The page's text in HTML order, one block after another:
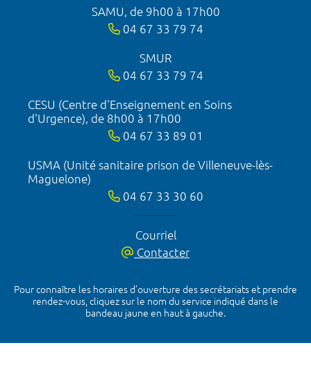
SAMU, de 9h00 à 17h00
04 67 33 79 74
SMUR
04 67 33 79 74
CESU (Centre d'Enseignement en Soins
d'Urgence), de 8h00 à 17h00
04 67 33 89 01
USMA (Unité sanitaire prison de Villeneuve-lès-
Maguelone)
04 67 33 30 60
Courriel
Contacter
Pour connaître les horaires d’ouverture des secrétariats et prendre
rendez-vous, cliquez sur le nom du service indiqué dans le
bandeau jaune en haut à gauche.